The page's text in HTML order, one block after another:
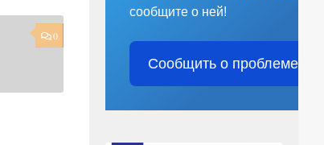
сообщите о ней!
Сообщить о проблеме